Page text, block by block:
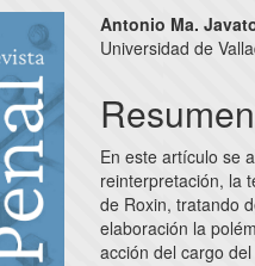
principal
del
artículo
Antonio Ma.
Universidad de
Resumen
En este artículo se
reinterpretación, la
de Roxin, tratando
elaboración la
acción del cargo